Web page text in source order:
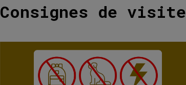
Consignes de visite